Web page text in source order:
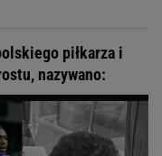
piłkarza i
nazywano: